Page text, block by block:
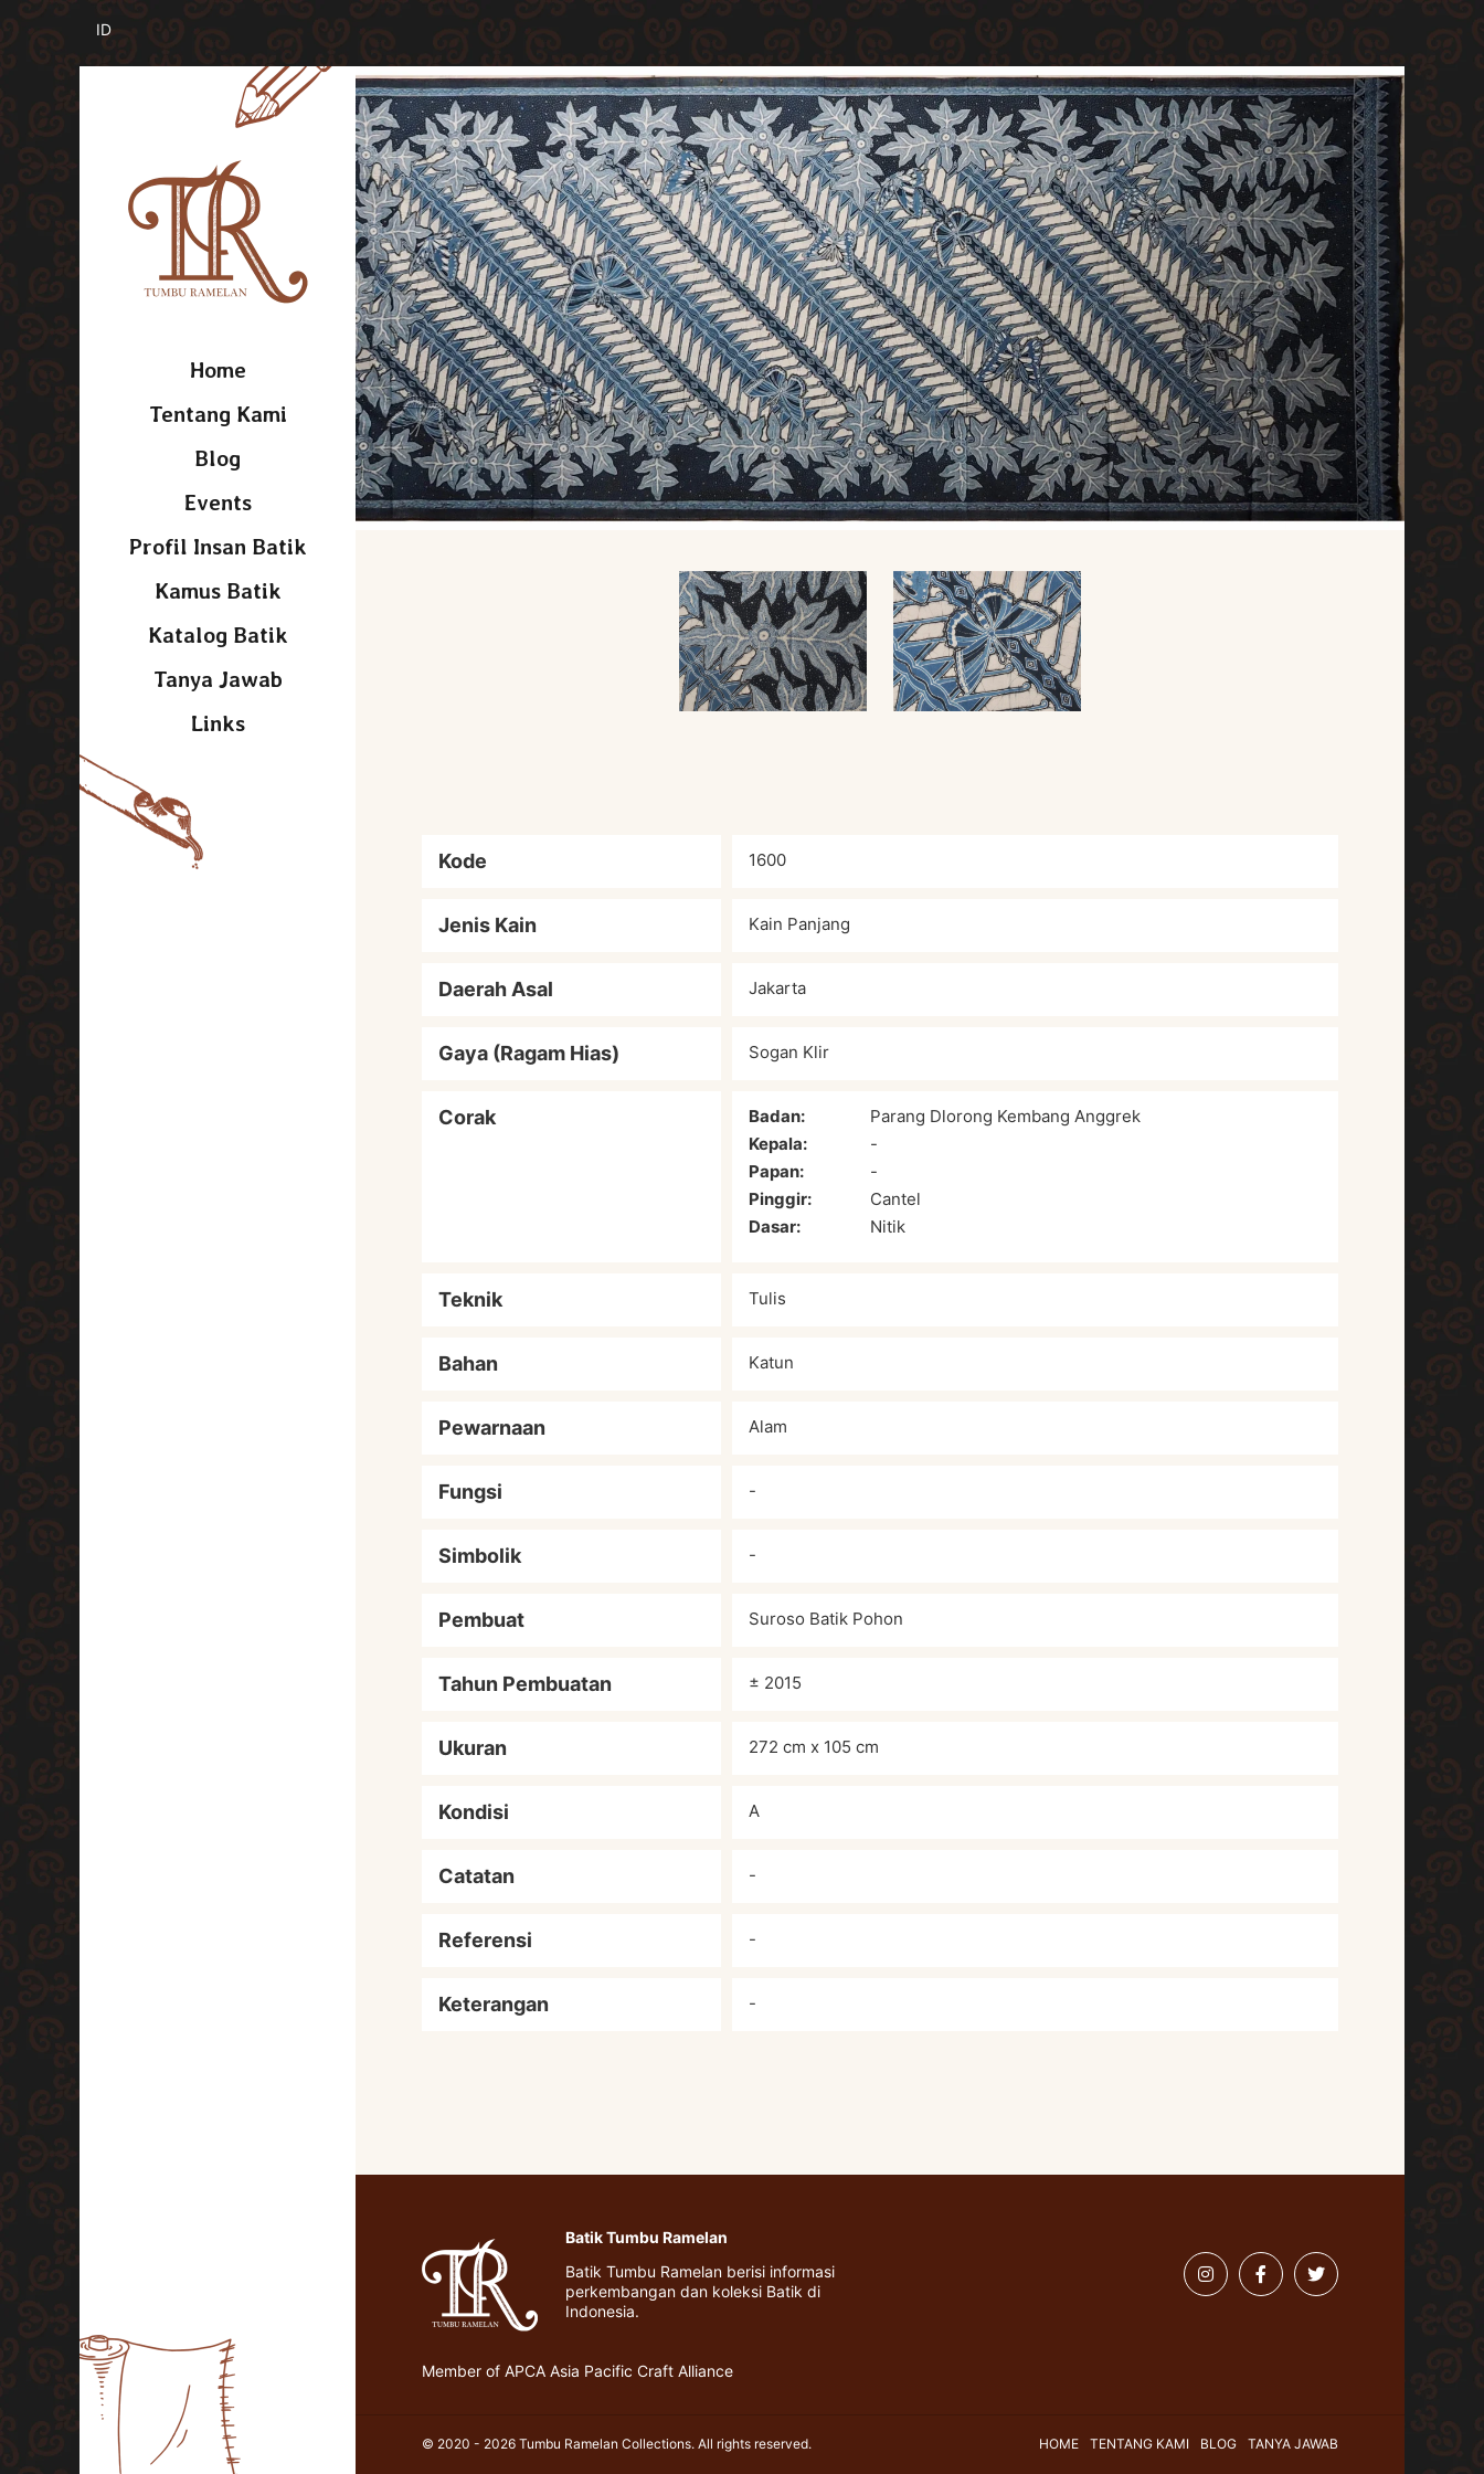
Home
Tentang Kami
Blog
Events
Profil Insan Batik
Kamus Batik
Katalog Batik
Tanya Jawab
Links
Kode 1600
Jenis Kain Kain Panjang
Daerah Asal Jakarta
Gaya (Ragam Hias) Sogan Klir
Corak Badan:
Parang Dlorong Kembang Anggrek
Kepala:
-
Papan:
-
Pinggir:
Cantel
Dasar:
Nitik
Teknik Tulis
Bahan Katun
Pewarnaan Alam
Fungsi -
Simbolik -
Pembuat Suroso Batik Pohon
Tahun Pembuatan ± 2015
Ukuran 272 cm x 105 cm
Kondisi A
Catatan -
Referensi -
Keterangan -
Batik Tumbu Ramelan
Batik Tumbu Ramelan berisi informasi
perkembangan dan koleksi Batik di
Indonesia.
Member of APCA Asia Pacific Craft Alliance
© 2020 - 2026 Tumbu Ramelan Collections. All rights reserved. HOME TENTANG KAMI BLOG TANYA JAWAB